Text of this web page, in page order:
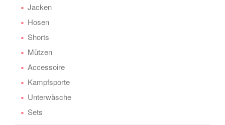
Jacken
Hosen
Shorts
Mützen
Accessoire
Kampfsporte
Unterwäsche
Sets